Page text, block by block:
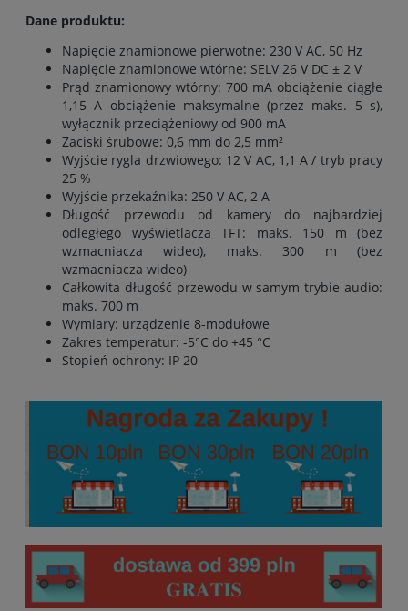
Dane produktu:
Napięcie znamionowe pierwotne: 230 V AC, 50 Hz
Napięcie znamionowe wtórne: SELV 26 V DC ± 2 V
Prąd znamionowy wtórny: 700 mA obciążenie ciągłe
1,15 A obciążenie maksymalne (przez maks. 5 s),
wyłącznik przeciążeniowy od 900 mA
Zaciski śrubowe: 0,6 mm do 2,5 mm²
Wyjście rygla drzwiowego: 12 V AC, 1,1 A / tryb pracy
25 %
Wyjście przekaźnika: 250 V AC, 2 A
Długość przewodu od kamery do najbardziej
odległego wyświetlacza TFT: maks. 150 m (bez
wzmacniacza wideo), maks. 300 m (bez
wzmacniacza wideo)
Całkowita długość przewodu w samym trybie audio:
maks. 700 m
Wymiary: urządzenie 8-modułowe
Zakres temperatur: -5°C do +45 °C
Stopień ochrony: IP 20